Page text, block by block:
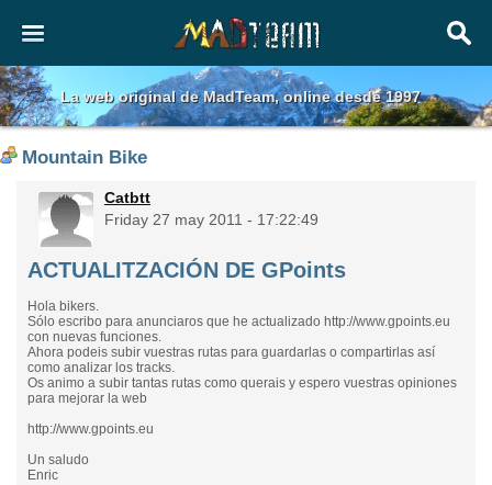
La web original de MadTeam, online desde 1997
Mountain Bike
Catbtt
Friday 27 may 2011 - 17:22:49
ACTUALITZACIÓN DE GPoints
Hola bikers.
Sólo escribo para anunciaros que he actualizado http://www.gpoints.eu
con nuevas funciones.
Ahora podeis subir vuestras rutas para guardarlas o compartirlas así
como analizar los tracks.
Os animo a subir tantas rutas como querais y espero vuestras opiniones
para mejorar la web
http://www.gpoints.eu
Un saludo
Enric